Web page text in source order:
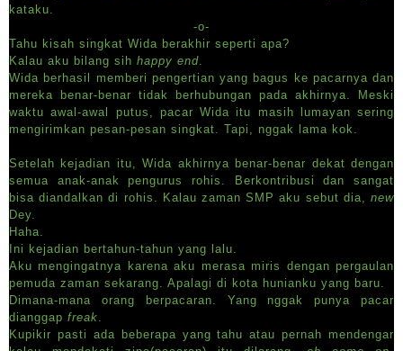
kataku.
-o-
Tahu kisah singkat Wida berakhir seperti apa?
Kalau aku bilang sih happy end
Wida berhasil memberi pengertian yang bagus ke pacarnya dan
mereka benar-benar tidak berhubungan pada akhirnya. Meski
waktu awal-awal putus, pacar Wida itu masih lumayan sering
mengirimkan pesan-pesan singkat. Tapi, nggak lama kok.
Setelah kejadian itu, Wida akhirnya benar-benar dekat dengan
semua anak-anak pengurus rohis. Berkontribusi dan sangat
bisa diandalkan di rohis. Kalau zaman SMP aku sebut dia, new
Dey.
Haha.
Ini kejadian bertahun-tahun yang lalu.
Aku mengingatnya karena aku merasa miris dengan pergaulan
pemuda zaman sekarang. Apalagi di kota hunianku yang baru.
Dimana-mana orang berpacaran. Yang nggak punya pacar
dianggap freak
Kupikir pasti ada beberapa yang tahu atau pernah mendengar